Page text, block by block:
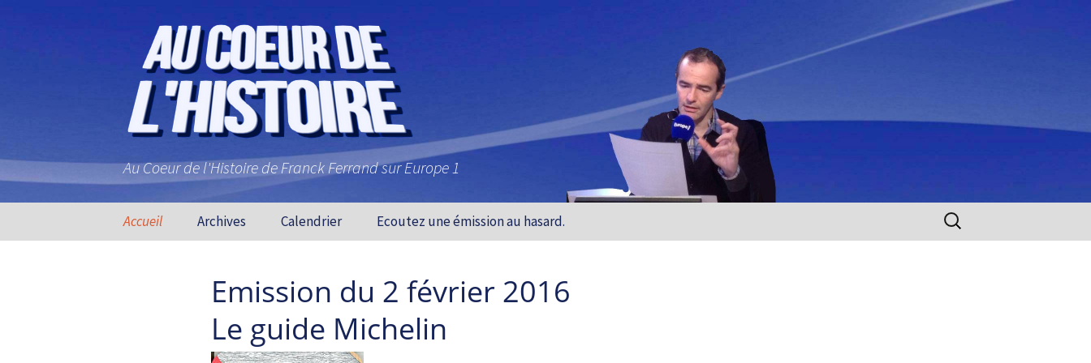
Au Coeur de l'Histoire de Franck Ferrand sur Europe 1
Aller au contenu principal
Accueil Archives Calendrier Ecoutez une émission au hasard. Rechercher :
Emission du 2 février 2016
Le guide Michelin